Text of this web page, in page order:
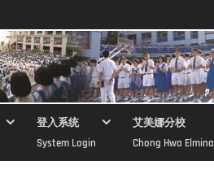
登入系统
System Login
艾美娜分校
Chong Hwa Elmina